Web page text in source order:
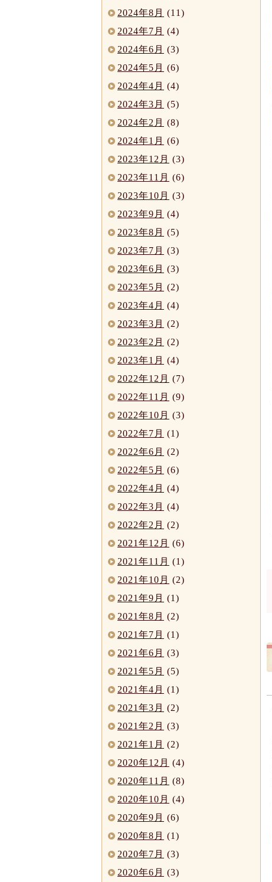
2024年8月 (11)
2024年7月 (4)
2024年6月 (3)
2024年5月 (6)
2024年4月 (4)
2024年3月 (5)
2024年2月 (8)
2024年1月 (6)
2023年12月 (3)
2023年11月 (6)
2023年10月 (3)
2023年9月 (4)
2023年8月 (5)
2023年7月 (3)
2023年6月 (3)
2023年5月 (2)
2023年4月 (4)
2023年3月 (2)
2023年2月 (2)
2023年1月 (4)
2022年12月 (7)
2022年11月 (9)
2022年10月 (3)
2022年7月 (1)
2022年6月 (2)
2022年5月 (6)
2022年4月 (4)
2022年3月 (4)
2022年2月 (2)
2021年12月 (6)
2021年11月 (1)
2021年10月 (2)
2021年9月 (1)
2021年8月 (2)
2021年7月 (1)
2021年6月 (3)
2021年5月 (5)
2021年4月 (1)
2021年3月 (2)
2021年2月 (3)
2021年1月 (2)
2020年12月 (4)
2020年11月 (8)
2020年10月 (4)
2020年9月 (6)
2020年8月 (1)
2020年7月 (3)
2020年6月 (3)